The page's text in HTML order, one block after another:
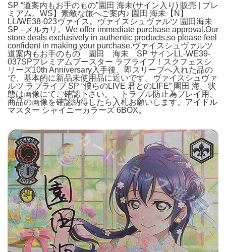
SP “道案内もお手のもの”園田 海未(サイン入り) 販売 | プレ
ミアム。WS】素敵な旅へご案内♪ 園田 海未【N】
LL/WE38-023ヴァイス。ヴァイスシュヴァルツ 園田海未
SP - メルカリ。We offer immediate purchase approval.Our
store deals exclusively in authentic products,so please feel
confident in making your purchase.ヴァイスシュヴァルツ
道案内もお手のもの 園田 海未 SP サインLL-WE39-
037SPプレミアムブースター ラブライブ！スクフェスシ
リーズ10th Anniversary入手後、即スリーブへ入れた品の
で、基本的に新品未使用品に近いです。ヴァイスシュヴァ
ルツ ラブライブ SP “僕らのLIVE 君とのLIFE” 園田 海。状
態は画像にてご確認下さい。。トラブル防止為プレイ用、
商品の画像を確認納得したら入札お願いします。アイドル
マスター シャイニーカラーズ 6BOX。